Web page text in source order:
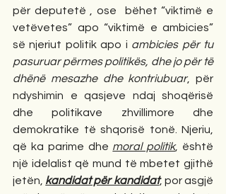
për deputetë , ose  bëhet “viktimë e
vetëvetes” apo “viktimë e ambicies”
së njeriut politik apo i ambicies për tu
pasuruar përmes politikës, dhe jo për të
dhënë mesazhe dhe kontriubuar, për
ndyshimin e qasjeve ndaj shoqërisë
dhe politikave zhvillimore dhe
demokratike të shqorisë tonë. Njeriu,
që ka parime dhe moral politik, është
një idelalist që mund të mbetet gjithë
jetën, kandidat për kandidat, por asgjë